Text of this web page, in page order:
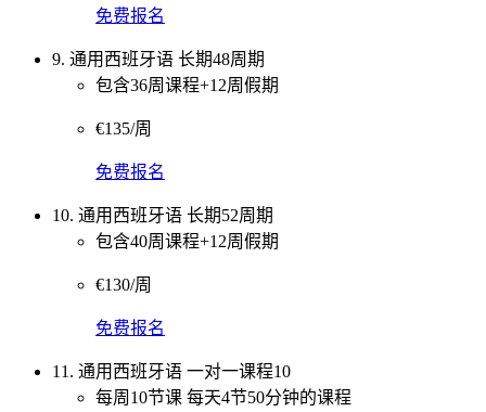
免费报名
9. 通用西班牙语 长期48周期
包含36周课程+12周假期
€135/周
免费报名
10. 通用西班牙语 长期52周期
包含40周课程+12周假期
€130/周
免费报名
11. 通用西班牙语 一对一课程10
每周10节课 每天4节50分钟的课程